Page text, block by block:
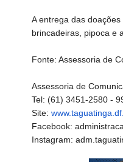
A entrega das
brincadeiras, pipoca e
Fonte: Assessoria de
Assessoria de
Tel: (61) 3451-2580 -
Site:
Facebook:
Instagram: